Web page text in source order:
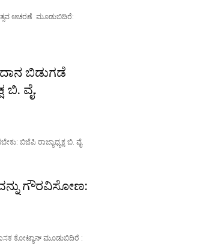
ಆಚರಣೆ ಮೂಡುಬಿದಿರೆ:
ಬಿಡುಗಡೆ
ಬಿ. ವೈ.
ಬಿಜೆಪಿ ರಾಜ್ಯಾಧ್ಯಕ್ಷ ಬಿ. ವೈ.
ಗೌರವಿಸೋಣ:
ಕೋಟ್ಯಾನ್ ಮೂಡುಬಿದಿರೆ :